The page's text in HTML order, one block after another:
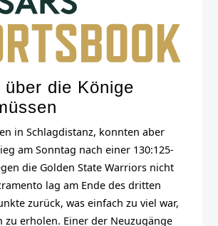
über die Könige
in Schlagdistanz, konnten aber
am Sonntag nach einer 130:125-
die Golden State Warriors nicht
lag am Ende des dritten
zurück, was einfach zu viel war,
zu erholen. Einer der Neuzugänge